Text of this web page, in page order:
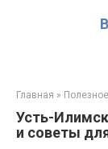
Главная » Полезное
Усть-
и советы